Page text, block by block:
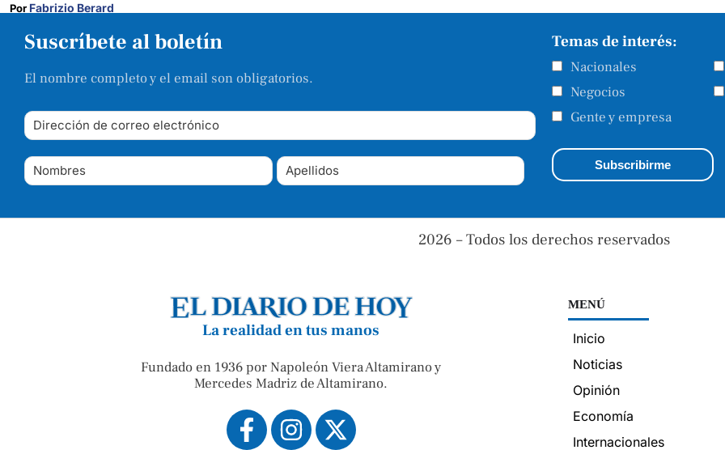
Por Fabrizio Berard
Suscríbete al boletín
El nombre completo y el email son obligatorios.
Temas de interés:
Nacionales
Negocios
Gente y empresa
2026 – Todos los derechos reservados
La realidad en tus manos
Fundado en 1936 por Napoleón Viera Altamirano y
Mercedes Madriz de Altamirano.
MENÚ
Inicio
Noticias
Opinión
Economía
Internacionales